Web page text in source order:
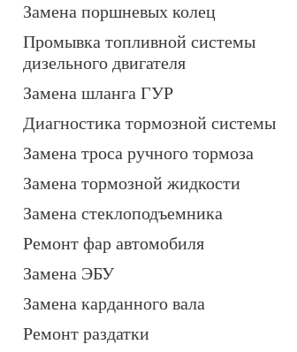
Замена поршневых колец
Промывка топливной системы
дизельного двигателя
Замена шланга ГУР
Диагностика тормозной системы
Замена троса ручного тормоза
Замена тормозной жидкости
Замена стеклоподъемника
Ремонт фар автомобиля
Замена ЭБУ
Замена карданного вала
Ремонт раздатки